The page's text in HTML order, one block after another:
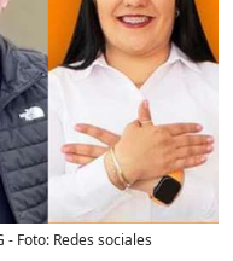
- Foto: Redes sociales